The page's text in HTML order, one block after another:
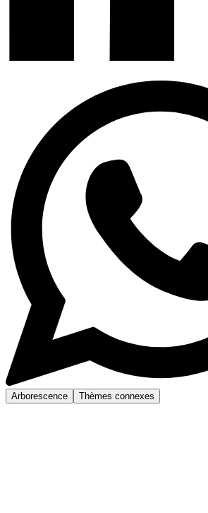
Arborescence Thèmes connexes